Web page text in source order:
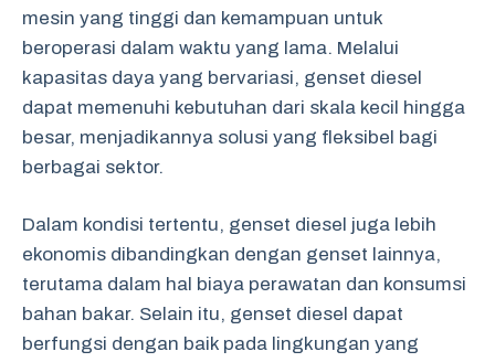
mesin yang tinggi dan kemampuan untuk
beroperasi dalam waktu yang lama. Melalui
kapasitas daya yang bervariasi, genset diesel
dapat memenuhi kebutuhan dari skala kecil hingga
besar, menjadikannya solusi yang fleksibel bagi
berbagai sektor.
Dalam kondisi tertentu, genset diesel juga lebih
ekonomis dibandingkan dengan genset lainnya,
terutama dalam hal biaya perawatan dan konsumsi
bahan bakar. Selain itu, genset diesel dapat
berfungsi dengan baik pada lingkungan yang